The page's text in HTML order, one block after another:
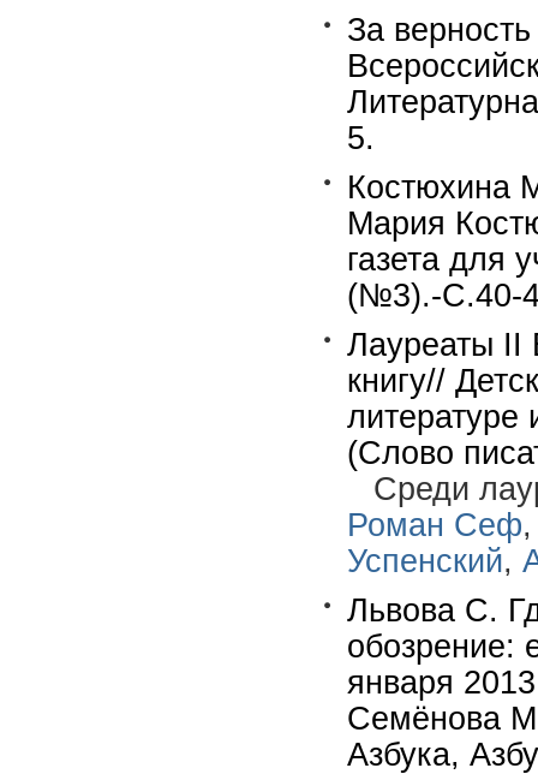
За
5.
Костюхина
Мария
газета для
(№3).-С.40-
Лауреаты II
книгу//
(Слово
Среди
Роман Сеф
Успенский,
Львова С.
обозрение:
января
Семёнова
Азбука,